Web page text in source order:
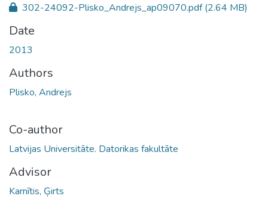
302-24092-Plisko_Andrejs_ap09070.pdf(2.64 MB)
Date
2013
Authors
Plisko, Andrejs
Co-author
Latvijas Universitāte. Datorikas fakultāte
Advisor
Karnītis, Ģirts